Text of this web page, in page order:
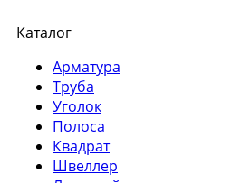
Каталог
Арматура
Труба
Уголок
Полоса
Квадрат
Швеллер